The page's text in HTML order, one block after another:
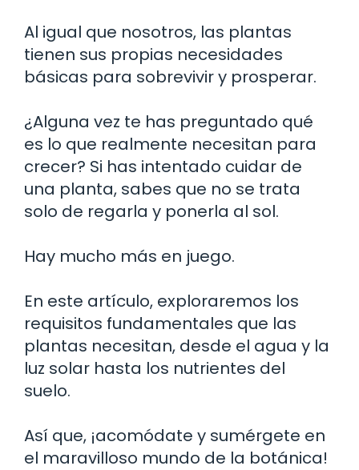
Al igual que nosotros, las plantas
tienen sus propias necesidades
básicas para sobrevivir y prosperar.
¿Alguna vez te has preguntado qué
es lo que realmente necesitan para
crecer? Si has intentado cuidar de
una planta, sabes que no se trata
solo de regarla y ponerla al sol.
Hay mucho más en juego.
En este artículo, exploraremos los
requisitos fundamentales que las
plantas necesitan, desde el agua y la
luz solar hasta los nutrientes del
suelo.
Así que, ¡acomódate y sumérgete en
el maravilloso mundo de la botánica!